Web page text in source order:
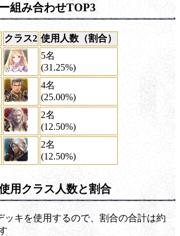
組み合わせTOP3
クラス2 使用人数（割合）
5名
(31.25%)
4名
(25.00%)
2名
(12.50%)
2名
(12.50%)
用クラス人数と割合
キを使用するので、割合の合計は約